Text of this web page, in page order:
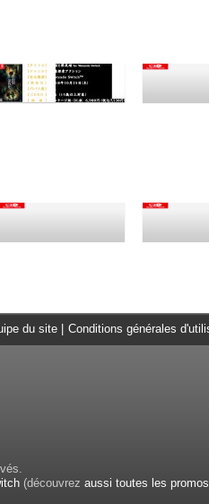
du site Conditions générales
(découvrez aussi toutes les